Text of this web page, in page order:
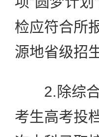
检应符合所
源地省级招
2.除综合
考生高考投